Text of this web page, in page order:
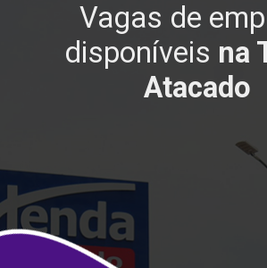
Vagas de
disponíveis na
Atacado